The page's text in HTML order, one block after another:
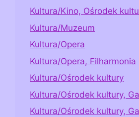
Kultura/Kino, Ośrodek
Kultura/Muzeum
Kultura/Opera
Kultura/Opera, Filharmonia
Kultura/Ośrodek kultury
Kultura/Ośrodek kultury,
Kultura/Ośrodek kultury,